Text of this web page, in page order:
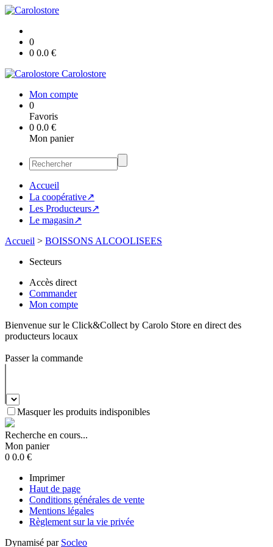
0
0 0.0 €
Carolostore
Mon compte
0
Favoris
0 0.0 €
Mon panier
Accueil
La coopérative↗
Les Producteurs↗
Le magasin↗
Accueil > BOISSONS ALCOOLISEES
Secteurs
Accès direct
Commander
Mon compte
Bienvenue sur le Click&Collect by Carolo Store en direct des
producteurs locaux
Passer la commande
Masquer les produits indisponibles
Recherche en cours...
Mon panier
0 0.0 €
Imprimer
Haut de page
Conditions générales de vente
Mentions légales
Règlement sur la vie privée
Dynamisé par Socleo